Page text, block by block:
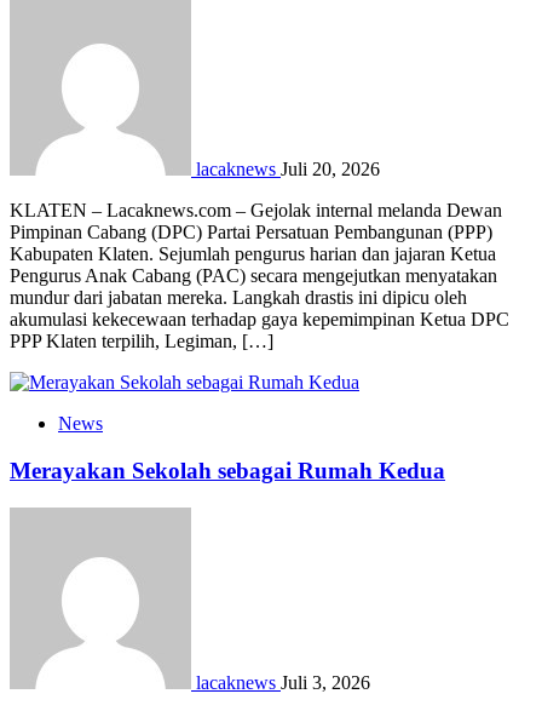
lacaknews Juli 20, 2026
KLATEN – Lacaknews.com – Gejolak internal melanda Dewan
Pimpinan Cabang (DPC) Partai Persatuan Pembangunan (PPP)
Kabupaten Klaten. Sejumlah pengurus harian dan jajaran Ketua
Pengurus Anak Cabang (PAC) secara mengejutkan menyatakan
mundur dari jabatan mereka. Langkah drastis ini dipicu oleh
akumulasi kekecewaan terhadap gaya kepemimpinan Ketua DPC
PPP Klaten terpilih, Legiman, […]
News
Merayakan Sekolah sebagai Rumah Kedua
lacaknews Juli 3, 2026